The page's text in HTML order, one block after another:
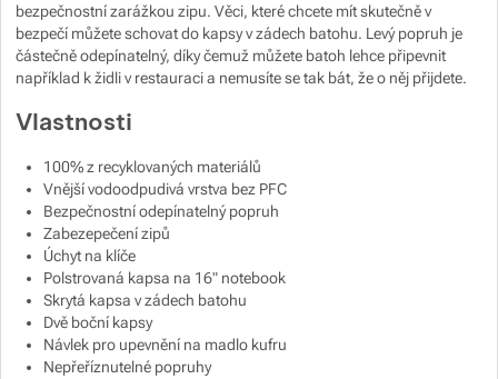
bezpečnostní zarážkou zipu. Věci, které chcete mít skutečně v
bezpečí můžete schovat do kapsy v zádech batohu. Levý popruh je
částečně odepínatelný, díky čemuž můžete batoh lehce připevnit
například k židli v restauraci a nemusíte se tak bát, že o něj přijdete.
Vlastnosti
100% z recyklovaných materiálů
Vnější vodoodpudivá vrstva bez PFC
Bezpečnostní odepínatelný popruh
Zabezepečení zipů
Úchyt na klíče
Polstrovaná kapsa na 16" notebook
Skrytá kapsa v zádech batohu
Dvě boční kapsy
Návlek pro upevnění na madlo kufru
Nepřeříznutelné popruhy
Zobrazit více
Zobrazit více
Zobrazit více
Zobrazit více
Zobrazit více
Zobrazit více
Zobrazit více
Zobrazit více
Zobrazit více
Zobrazit více
Zobrazit více
Zobrazit více
Zobrazit více
Zobrazit více
Zobrazit více
Zobrazit více